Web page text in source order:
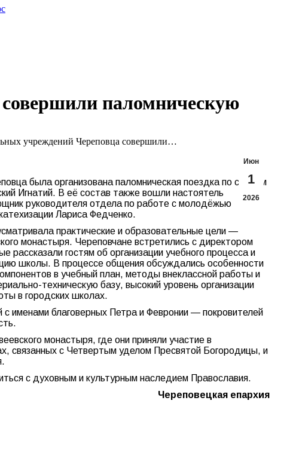
паломническую
учреждений Череповца совершили…
Июн
1
2026
была организована паломническая поездка по святым
Игнатий. В её состав также вошли настоятель
руководителя отдела по работе с молодёжью
Лариса Федченко.
практические и образовательные цели —
монастыря. Череповчане встретились с директором
гостям об организации учебного процесса и
школы. В процессе общения обсуждались особенности
в учебный план, методы внеклассной работы и
техническую базу, высокий уровень организации
в городских школах.
именами благоверных Петра и Февронии — покровителей
монастыря, где они приняли участие в
связанных с Четвертым уделом Пресвятой Богородицы, и
с духовным и культурным наследием Православия.
Череповецкая епархия